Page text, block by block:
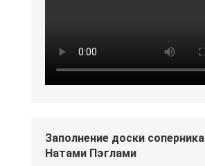
Заполнение доски соперника
Натами Пэглами